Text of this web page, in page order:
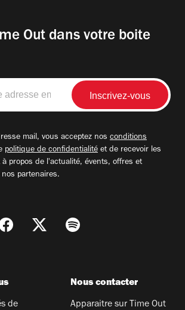
Out dans votre boite
mail, vous acceptez nos conditions
politique de confidentialité et de recevoir les
à propos de l'actualité, évents, offres et
partenaires.
de
Nous contacter
Apparaitre sur Time Out